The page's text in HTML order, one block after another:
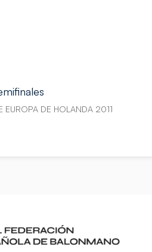
EUROPA DE HOLANDA 2011